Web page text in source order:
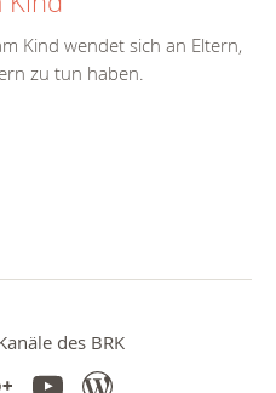
Kind wendet sich an Eltern,
zu tun haben.
des BRK